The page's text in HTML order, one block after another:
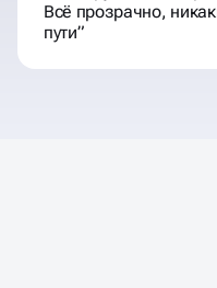
Всё прозрачно,
пути”